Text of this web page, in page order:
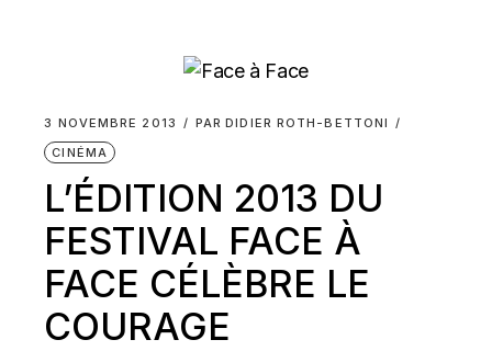
3 NOVEMBRE 2013 PAR DIDIER ROTH-BETTONI
CINÉMA
L’ÉDITION 2013 DU
FESTIVAL FACE À
FACE CÉLÈBRE LE
COURAGE